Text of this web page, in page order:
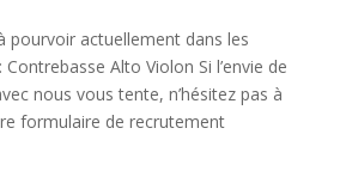
pourvoir actuellement dans les
Alto Violon Si l’envie de
nous vous tente, n’hésitez pas à
formulaire de recrutement